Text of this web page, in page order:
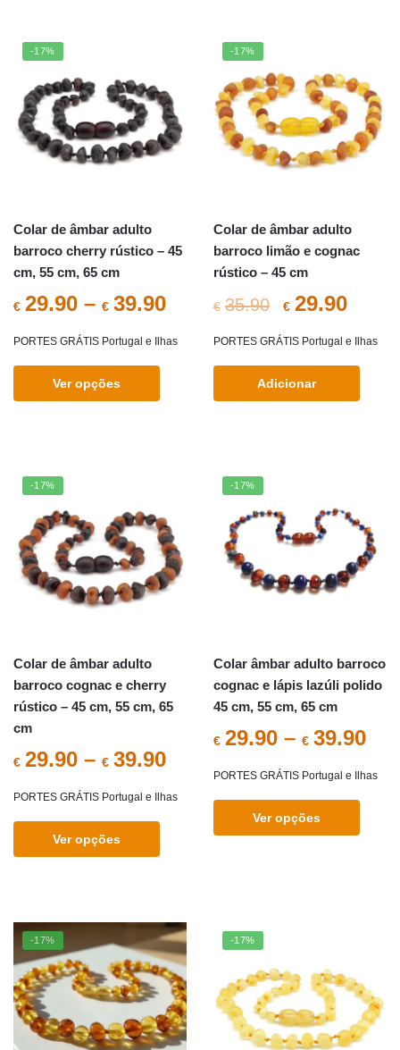
multiple
The
options
may
product
page
-17%
Colar de âmbar adulto
barroco cherry rústico – 45
cm, 55 cm, 65 cm
€ 29.90 – € 39.90
PORTES GRÁTIS Portugal e Ilhas
Ver opções
multiple
variants.
The
options
may
be
product
page
-17%
Colar de âmbar adulto
barroco limão e cognac
rústico – 45 cm
€ 35.90
O
preço
original
era:
€ 29.90O
atual
é:
PORTES GRÁTIS Portugal e Ilhas
Adicionar
-17%
Colar de âmbar adulto
barroco cognac e cherry
rústico – 45 cm, 55 cm, 65
cm
€ 29.90 – € 39.90
PORTES GRÁTIS Portugal e Ilhas
Ver opções
multiple
variants.
The
options
may
be
-17%
Colar âmbar adulto barroco
cognac e lápis lazúli polido
45 cm, 55 cm, 65 cm
€ 29.90 – € 39.90
PORTES GRÁTIS Portugal e Ilhas
Ver opções
variants.
The
options
may
be
chosen
-17% -17%